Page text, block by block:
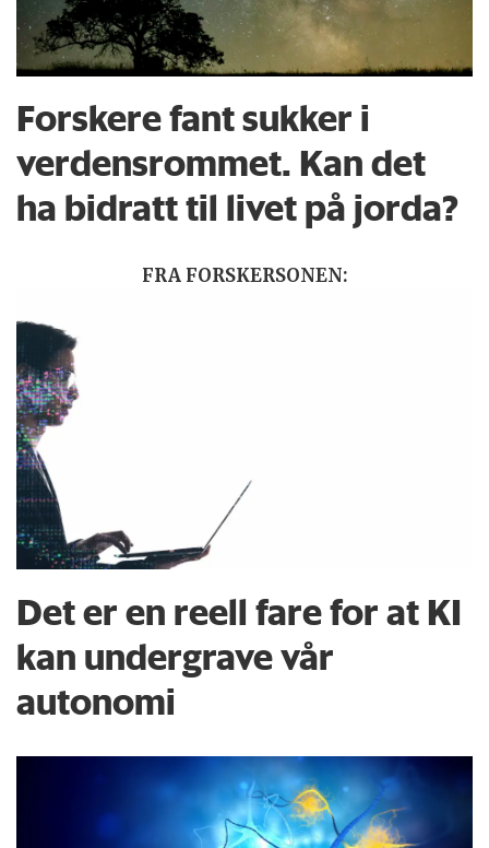
Forskere fant sukker i
verdensrommet. Kan det
ha bidratt til livet på jorda?
FRA FORSKERSONEN:
Det er en reell fare for at KI
kan undergrave vår
autonomi